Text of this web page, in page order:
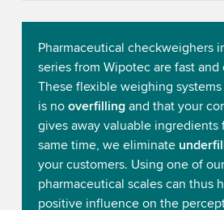
Pharmaceutical checkweighers
series from Wipotec are fast
These flexible weighing
is no overfillingand that your
gives away valuable ingredients
same time, we eliminate
your customers. Using one of
pharmaceutical scales can thus
positive influence on the